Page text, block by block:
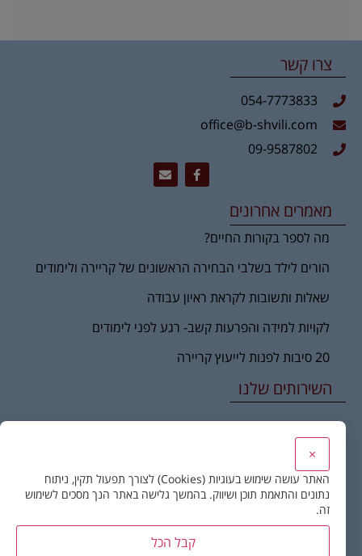
צרו קשר
054-7773833
office@b-shvili.com
09-9587802
מאמרים אחרונים
מה לספר בקורות החיים?
הורים לילד בשלבי הבחירה הראשונים של קריירה ולימודים
שאלות ותשובות לקראת ראיון עבודה
לקויות למידה והפרעות קשב- רגע לפני לימודים
20 סיבות לפנות לייעוץ קריירה
השירותים שלנו
קורס כלים בייעוץ קריירה – לאנשי מקצוע ומטפלים
הכוון תעסוקתי לצעירים
×
האתר עושה שימוש בעוגיות (Cookies) לצורך תפעול תקין, ניתוח
נתונים והתאמת תוכן ושיווק. בהמשך גלישה באתר הנך מסכים לשימוש
זה.
קבל הכל